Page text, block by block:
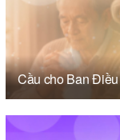
Cầu cho Ban